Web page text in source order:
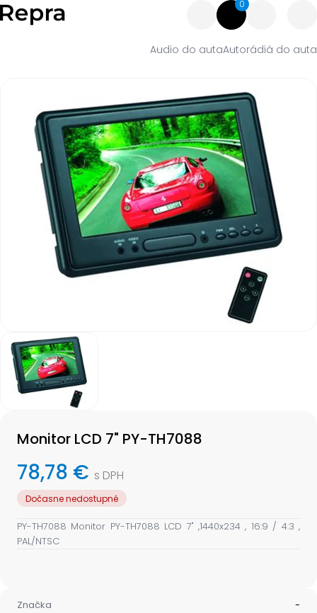
0
Audio do autaAutorádiá do auta
Monitor LCD 7" PY-TH7088
78,78 € s DPH
Dočasne nedostupné
PY-TH7088 Monitor PY-TH7088 LCD 7" ,1440x234 , 16:9 / 4:3 ,
PAL/NTSC
Značka -